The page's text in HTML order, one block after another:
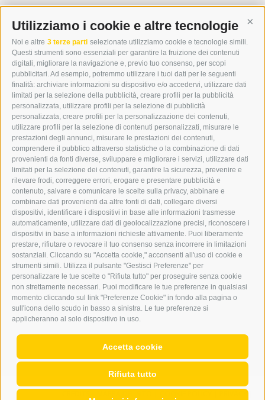
Utilizziamo i cookie e altre tecnologie
Noi e altre 3 terze parti selezionate utilizziamo cookie e tecnologie simili.
Questi strumenti sono essenziali per garantire la fruizione dei contenuti
digitali, migliorare la navigazione e, previo tuo consenso, per scopi
pubblicitari. Ad esempio, potremmo utilizzare i tuoi dati per le seguenti
finalità: archiviare informazioni su dispositivo e/o accedervi, utilizzare dati
limitati per la selezione della pubblicità, creare profili per la pubblicità
personalizzata, utilizzare profili per la selezione di pubblicità
personalizzata, creare profili per la personalizzazione dei contenuti,
utilizzare profili per la selezione di contenuti personalizzati, misurare le
prestazioni degli annunci, misurare le prestazioni dei contenuti,
comprendere il pubblico attraverso statistiche o la combinazione di dati
provenienti da fonti diverse, sviluppare e migliorare i servizi, utilizzare dati
limitati per la selezione dei contenuti, garantire la sicurezza, prevenire e
rilevare frodi, correggere errori, erogare e presentare pubblicità e
contenuto, salvare e comunicare le scelte sulla privacy, abbinare e
combinare dati provenienti da altre fonti di dati, collegare diversi
dispositivi, identificare i dispositivi in base alle informazioni trasmesse
automaticamente, utilizzare dati di geolocalizzazione precisi, riconoscere i
dispositivi in base a informazioni richieste attivamente. Puoi liberamente
prestare, rifiutare o revocare il tuo consenso senza incorrere in limitazioni
sostanziali. Cliccando su "Accetta cookie," acconsenti all'uso di cookie e
strumenti simili. Utilizza il pulsante "Gestisci Preferenze" per
personalizzare le tue scelte o "Rifiuta tutto" per proseguire senza cookie
non strettamente necessari. Puoi modificare le tue preferenze in qualsiasi
momento cliccando sul link "Preferenze Cookie" in fondo alla pagina o
sull'icona dello scudo in basso a sinistra. Le tue preferenze si
applicheranno al solo dispositivo in uso.
Accetta cookie
Rifiuta tutto
WIPP-MEDIA GMBH
DER ERKER
I-39049 VIPITENO
TEL.: +39 0472 766876
GRAFIK@DERERKER.IT
INFO@DERERKER.IT
BARBARA.FONTANA@DERERKER.IT
ERKER
PUBBLICITÀ NELL’ERKER
PUBBLICITÀ ONLINE
ADDEBITO DIRETTO SEPA
REGOLAMENTO COMMENTI
ONLINE VOTING
SERVICE
EVENTI
ANNUNCI
LINK UTILI
METEO
WEBCAM
VIDEO
NECROLOGI
|